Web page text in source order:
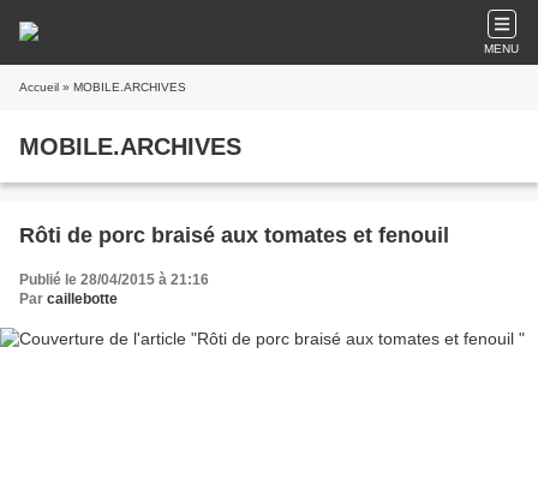
MENU
Accueil » MOBILE.ARCHIVES
MOBILE.ARCHIVES
Rôti de porc braisé aux tomates et fenouil
Publié le 28/04/2015 à 21:16
Par caillebotte